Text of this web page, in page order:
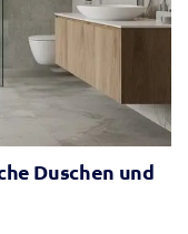
Duschen und